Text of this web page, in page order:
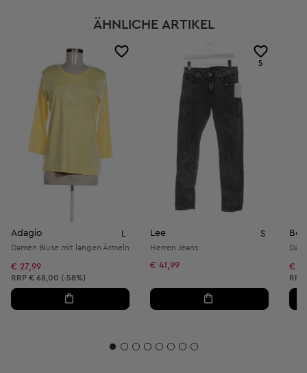
ÄHNLICHE ARTIKEL
Adagio L
Damen Bluse mit langen Ärmeln
€ 27,99
Unverbindliche Preisempfehlung:
RRP € 68,00 (-58%)
5
Lee S
Herren Jeans
€ 41,99 €
RRP